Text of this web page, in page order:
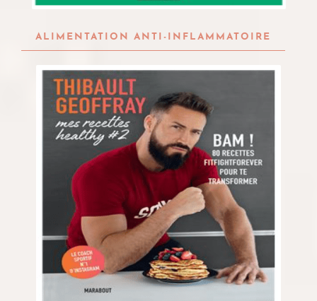
ALIMENTATION ANTI-INFLAMMATOIRE